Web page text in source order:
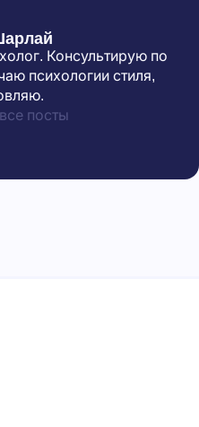
Консультирую по
психологии стиля,
посты